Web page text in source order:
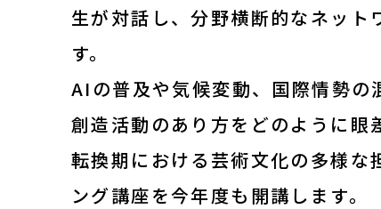
アートノトについて
MESSAGE
生が対話し、分野横断的なネッ
す。
AIの普及や気候変動、国際情勢の
創造活動のあり方をどのように眼
転換期における芸術文化の多様な
ング講座を今年度も開講します。